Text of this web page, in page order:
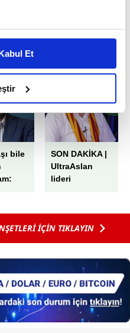
sizlere özel
Bunu yaparken
deneyimi sunmak
sunabilmek adına
ve bu noktada,
noktasında tek gelir
isteriz.
çerezlere izin vermedikleri
için İnternet
kişilere ait çerezler
çeşitli kişisel
olan çerezler bilgi
amacıyla
sitemizin daha işlevsel
ve sizlere yönelik
amaçlarıyla
Et
bile
SON DAKİKA |
UltraAslan
lideri
alındı!
İÇİN TIKLAYIN